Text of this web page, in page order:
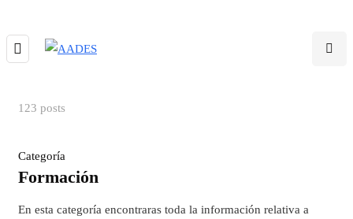
123 posts
Categoría
Formación
En esta categoría encontraras toda la información relativa a